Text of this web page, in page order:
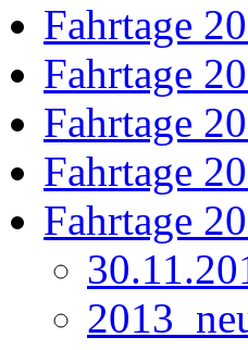
Fahrtage
Fahrtage
Fahrtage
Fahrtage
Fahrtage